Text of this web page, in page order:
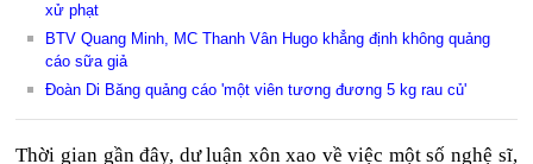
xử phạt
BTV Quang Minh, MC Thanh Vân Hugo khẳng định không quảng
cáo sữa giả
Đoàn Di Băng quảng cáo 'một viên tương đương 5 kg rau củ'
Thời gian gần đây, dư luận xôn xao về việc một số nghệ sĩ,